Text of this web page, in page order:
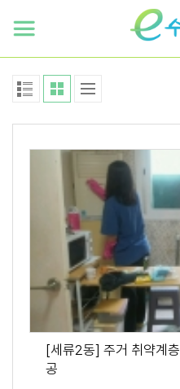
[세류2동] 주거 취약계
공